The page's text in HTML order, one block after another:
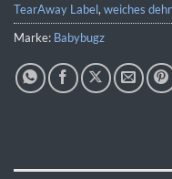
TearAway Label,weiches
Marke: Babybugz